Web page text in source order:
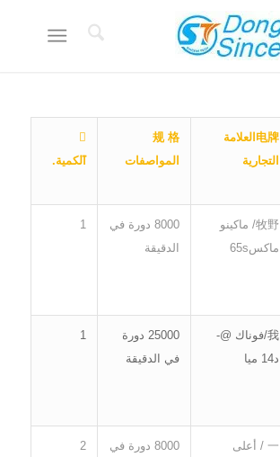
电牌 العلامة
التجارية
规 格
المواصفات
𠯛
⃛الكمية.
牧野/ ماكينو
ماكس65s
8000 دورة في
الدقيقة
1
我/فوناك @-
د14 ميا
25000 دورة
في الدقيقة
1
一 / أعلى
8000 دورة في
2